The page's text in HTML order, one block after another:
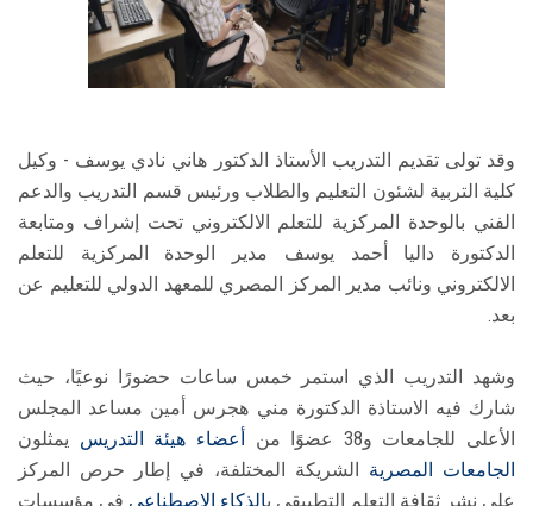
وقد تولى تقديم التدريب الأستاذ الدكتور هاني نادي يوسف - وكيل
كلية التربية لشئون التعليم والطلاب ورئيس قسم التدريب والدعم
الفني بالوحدة المركزية للتعلم الالكتروني تحت إشراف ومتابعة
الدكتورة داليا أحمد يوسف مدير الوحدة المركزية للتعلم
الالكتروني ونائب مدير المركز المصري للمعهد الدولي للتعليم عن
بعد.
وشهد التدريب الذي استمر خمس ساعات حضورًا نوعيًا، حيث
شارك فيه الاستاذة الدكتورة مني هجرس أمين مساعد المجلس
الأعلى للجامعات و38 عضوًا من
أعضاء هيئة التدريس يمثلون
الجامعات المصرية
الشريكة المختلفة، في إطار حرص المركز
على نشر ثقافة التعلم التطبيقي بالذكاء الاصطناعي في مؤسسات